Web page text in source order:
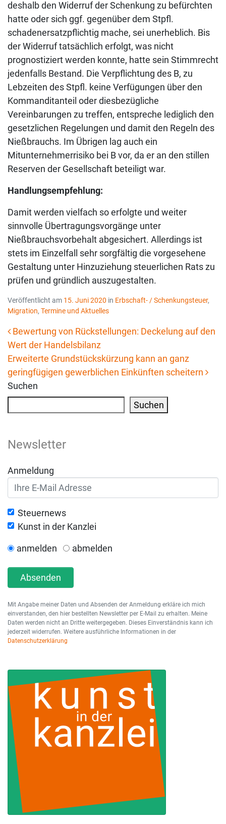
deshalb den Widerruf der Schenkung zu befürchten
hatte oder sich ggf. gegenüber dem Stpfl.
schadenersatzpflichtig mache, sei unerheblich. Bis
der Widerruf tatsächlich erfolgt, was nicht
prognostiziert werden konnte, hatte sein Stimmrecht
jedenfalls Bestand. Die Verpflichtung des B, zu
Lebzeiten des Stpfl. keine Verfügungen über den
Kommanditanteil oder diesbezügliche
Vereinbarungen zu treffen, entspreche lediglich den
gesetzlichen Regelungen und damit den Regeln des
Nießbrauchs. Im Übrigen lag auch ein
Mitunternehmerrisiko bei B vor, da er an den stillen
Reserven der Gesellschaft beteiligt war.
Handlungsempfehlung:
Damit werden vielfach so erfolgte und weiter
sinnvolle Übertragungsvorgänge unter
Nießbrauchsvorbehalt abgesichert. Allerdings ist
stets im Einzelfall sehr sorgfältig die vorgesehene
Gestaltung unter Hinzuziehung steuerlichen Rats zu
prüfen und gründlich auszugestalten.
Veröffentlicht am 15. Juni 2020 in Erbschaft- / Schenkungsteuer,
Migration, Termine und Aktuelles
Beitrags-Navigation
Bewertung von Rückstellungen: Deckelung auf den
Wert der Handelsbilanz
Erweiterte Grundstückskürzung kann an ganz
geringfügigen gewerblichen Einkünften scheitern
Suchen
Suchen
Newsletter
Anmeldung
Steuernews
Kunst in der Kanzlei
anmelden abmelden
Absenden
Mit Angabe meiner Daten und Absenden der Anmeldung erkläre ich mich
einverstanden, den hier bestellten Newsletter per E-Mail zu erhalten. Meine
Daten werden nicht an Dritte weitergegeben. Dieses Einverständnis kann ich
jederzeit widerrufen. Weitere ausführliche Informationen in der
Datenschutzerklärung